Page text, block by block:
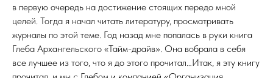
в первую очередь на достижение стоящих передо мной
целей. Тогда я начал читать литературу, просматривать
журналы по этой теме. Год назад мне попалась в руки книга
Глеба Архангельского «Тайм-драйв». Она вобрала в себя
все лучшее из того, что я до этого прочитал…Итак, я эту книгу